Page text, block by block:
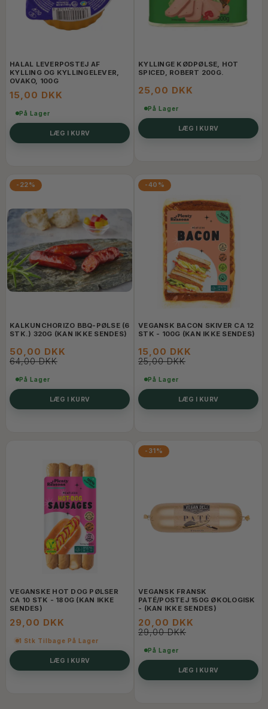
HALAL LEVERPOSTEJ AF
KYLLING OG KYLLINGELEVER,
OVAKO, 100G
15,00 DKK
På Lager
LÆG I KURV
KYLLINGE KØDPØLSE, HOT
SPICED, ROBERT 200G.
25,00 DKK
På Lager
LÆG I KURV
-22%
KALKUNCHORIZO BBQ-PØLSE (6
STK.) 320G (KAN IKKE SENDES)
50,00 DKK
64,00 DKK
På Lager
LÆG I KURV
-40%
VEGANSK BACON SKIVER CA 12
STK - 100G (KAN IKKE SENDES)
15,00 DKK
25,00 DKK
På Lager
LÆG I KURV
VEGANSKE HOT DOG PØLSER
CA 10 STK - 180G (KAN IKKE
SENDES)
29,00 DKK
1 Stk Tilbage På Lager
LÆG I KURV
-31%
VEGANSK FRANSK
PATÉ/POSTEJ 150G ØKOLOGISK
- (KAN IKKE SENDES)
20,00 DKK
29,00 DKK
På Lager
LÆG I KURV